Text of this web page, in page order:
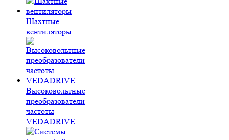
Шахтные
вентиляторы
Высоковольтные
преобразователи
частоты
VEDADRIVE